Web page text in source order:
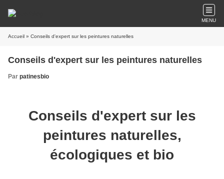
MENU
Accueil » Conseils d'expert sur les peintures naturelles
Conseils d'expert sur les peintures naturelles
Par patinesbio
Conseils d'expert sur les
peintures naturelles,
écologiques et bio